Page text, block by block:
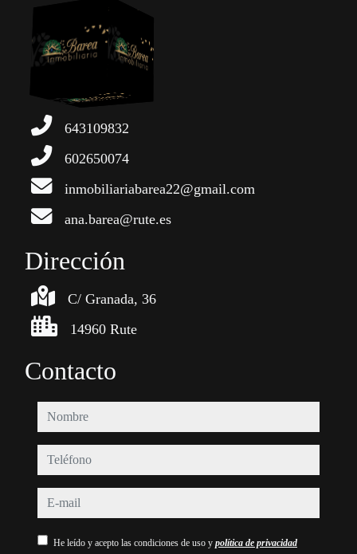
643109832
602650074
inmobiliariabarea22@gmail.com
ana.barea@rute.es
Dirección
C/ Granada, 36
14960 Rute
Contacto
nombre
teléfono
e-mail
He leído y acepto las condiciones de uso y política de privacidad